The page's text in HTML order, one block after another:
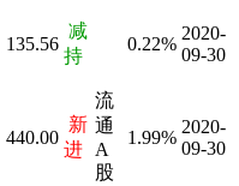
135.56
减
持
0.22%
2020-
09-30
440.00
新
进
流
通
A
股
1.99%
2020-
09-30